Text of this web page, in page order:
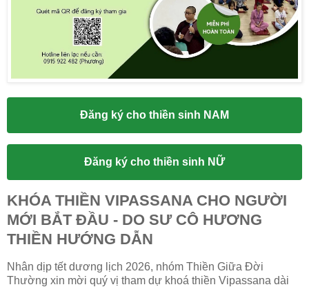
Đăng ký cho thiền sinh NAM
Đăng ký cho thiền sinh NỮ
KHÓA THIỀN VIPASSANA CHO NGƯỜI
MỚI BẮT ĐẦU - DO SƯ CÔ HƯƠNG
THIỀN HƯỚNG DẪN
Nhân dịp tết dương lịch 2026, nhóm Thiền Giữa Đời
Thường xin mời quý vị tham dự khoá thiền Vipassana dài